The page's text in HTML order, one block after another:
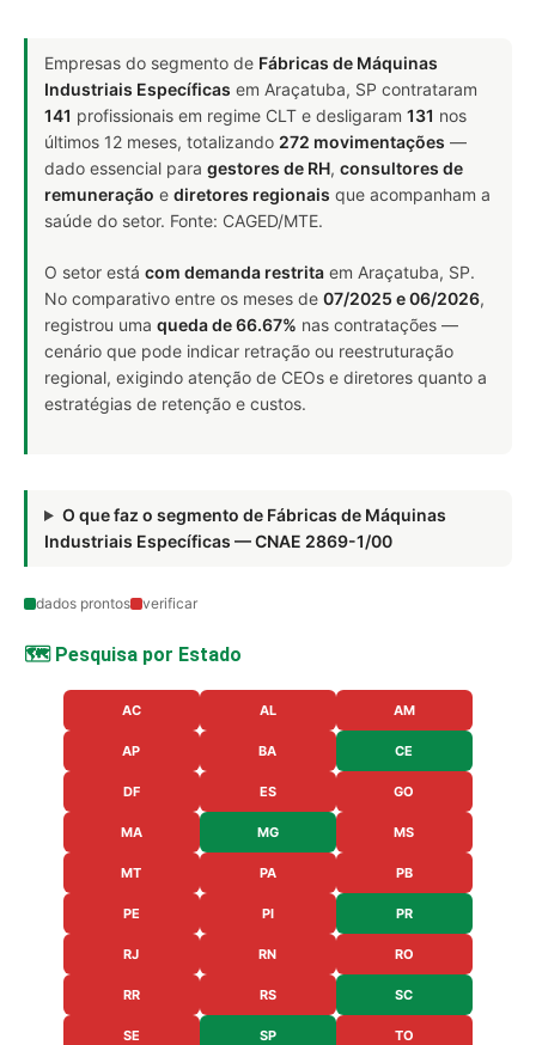
Empresas do segmento de Fábricas de Máquinas
Industriais Específicas em Araçatuba, SP contrataram
141 profissionais em regime CLT e desligaram 131 nos
últimos 12 meses, totalizando 272 movimentações —
dado essencial para gestores de RH, consultores de
remuneração e diretores regionais que acompanham a
saúde do setor. Fonte: CAGED/MTE.
O setor está com demanda restrita em Araçatuba, SP.
No comparativo entre os meses de 07/2025 e 06/2026,
registrou uma queda de 66.67% nas contratações —
cenário que pode indicar retração ou reestruturação
regional, exigindo atenção de CEOs e diretores quanto a
estratégias de retenção e custos.
O que faz o segmento de Fábricas de Máquinas
Industriais Específicas — CNAE 2869-1/00
dados prontos verificar
🗺️ Pesquisa por Estado
AC AL AM
AP BA CE
DF ES GO
MA MG MS
MT PA PB
PE PI PR
RJ RN RO
RR RS SC
SE SP TO